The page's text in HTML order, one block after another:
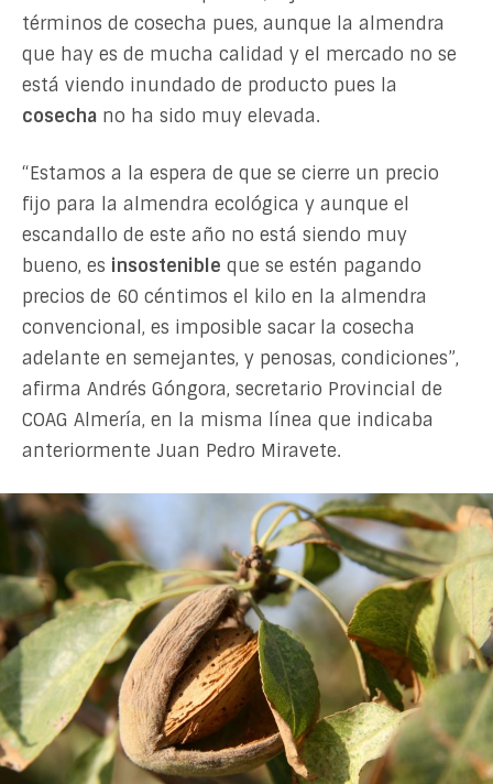
términos de cosecha pues, aunque la almendra
que hay es de mucha calidad y el mercado no se
está viendo inundado de producto pues la
cosecha no ha sido muy elevada.
“Estamos a la espera de que se cierre un precio
fijo para la almendra ecológica y aunque el
escandallo de este año no está siendo muy
bueno, es insostenible que se estén pagando
precios de 60 céntimos el kilo en la almendra
convencional, es imposible sacar la cosecha
adelante en semejantes, y penosas, condiciones”,
afirma Andrés Góngora, secretario Provincial de
COAG Almería, en la misma línea que indicaba
anteriormente Juan Pedro Miravete.